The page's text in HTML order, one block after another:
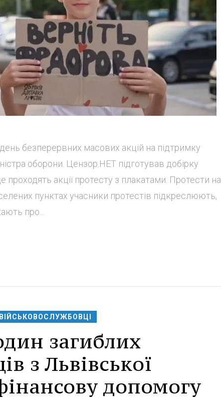
безперервних масових акцій на підтримку
оборони. Цензор.НЕТ підготував добірку
проходять акції протесту з плакатами. Протести на
пунктах учасники протестів підкреслюють,
про...
ВІЙСЬКОВОСЛУЖБОВЦІ
загиблих
з Львівської
допомогу